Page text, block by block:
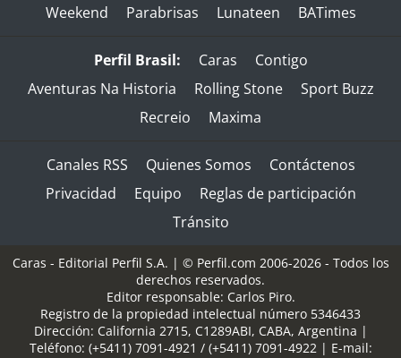
Weekend
Parabrisas Lunateen BATimes
Perfil Brasil: Caras
Contigo
Aventuras Na Historia
Rolling Stone
Sport Buzz
Recreio
Maxima
Canales RSS Quienes Somos
Contáctenos
Privacidad
Equipo
Reglas de participación
Tránsito
Caras - Editorial Perfil S.A. | © Perfil.com 2006-2026 - Todos los
derechos reservados.
Editor responsable: Carlos Piro.
Registro de la propiedad intelectual número 5346433
Dirección: California 2715, C1289ABI, CABA, Argentina |
Teléfono: (+5411) 7091-4921 / (+5411) 7091-4922| E-mail: